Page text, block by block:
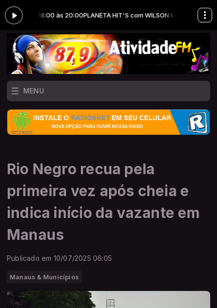
das 18:00 às 20:00PLANETA HIT'S com WILSON MEIRELLES das
MENU
Rio Negro recua pela
primeira vez após cheia e
indica início da vazante em
Manaus
Publicado em 10/07/2025 06:05
Manaus & Municípios